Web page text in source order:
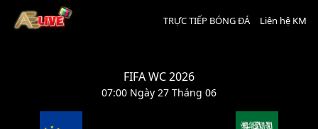
TRỰC TIẾP BÓNG ĐÁ Liên hệ KM
FIFA WC 2026
07:00 Ngày 27 Tháng 06